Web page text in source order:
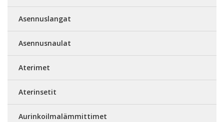
Asennuslangat
Asennusnaulat
Aterimet
Aterinsetit
Aurinkoilmalämmittimet